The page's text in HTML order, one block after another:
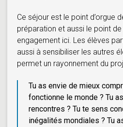
Ce séjour est le point d’orgue
préparation et aussi le point
engagement ici. Les élèves
aussi à sensibiliser les autres
permet un rayonnement du
Tu as envie de mieux
fonctionne le monde ? Tu
rencontres ? Tu te sens
inégalités mondiales ? Tu